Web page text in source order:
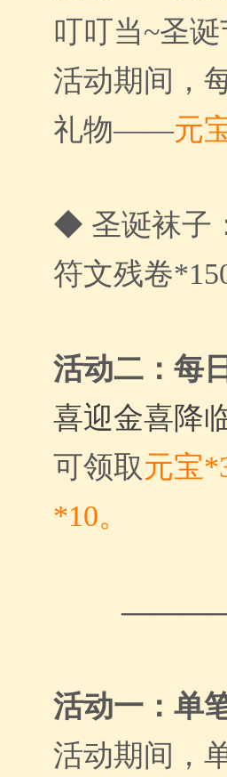
叮叮当~圣
活动期间，
礼物——元
◆ 圣诞袜子
符文残卷
活动二：每
喜迎金喜降
可领取元宝
*10。
————
活动一：单
活动期间，